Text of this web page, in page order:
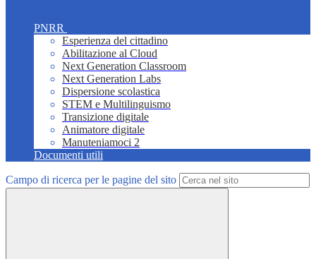
PNRR
Esperienza del cittadino
Abilitazione al Cloud
Next Generation Classroom
Next Generation Labs
Dispersione scolastica
STEM e Multilinguismo
Transizione digitale
Animatore digitale
Manuteniamoci 2
Documenti utili
Campo di ricerca per le pagine del sito